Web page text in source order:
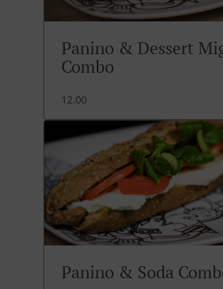
Panino & Dessert
Combo
12.00
Panino & Soda